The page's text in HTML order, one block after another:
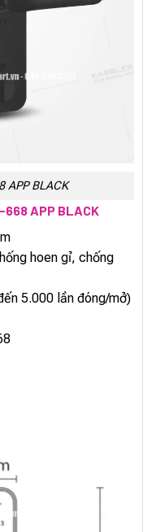
APP BLACK
APP BLACK
hoen gỉ, chống
5.000 lần đóng/mở)